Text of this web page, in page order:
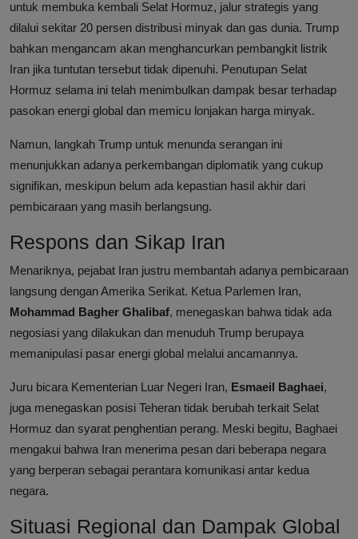
untuk membuka kembali Selat Hormuz, jalur strategis yang
dilalui sekitar 20 persen distribusi minyak dan gas dunia. Trump
bahkan mengancam akan menghancurkan pembangkit listrik
Iran jika tuntutan tersebut tidak dipenuhi. Penutupan Selat
Hormuz selama ini telah menimbulkan dampak besar terhadap
pasokan energi global dan memicu lonjakan harga minyak.
Namun, langkah Trump untuk menunda serangan ini
menunjukkan adanya perkembangan diplomatik yang cukup
signifikan, meskipun belum ada kepastian hasil akhir dari
pembicaraan yang masih berlangsung.
Respons dan Sikap Iran
Menariknya, pejabat Iran justru membantah adanya pembicaraan
langsung dengan Amerika Serikat. Ketua Parlemen Iran,
Mohammad Bagher Ghalibaf, menegaskan bahwa tidak ada
negosiasi yang dilakukan dan menuduh Trump berupaya
memanipulasi pasar energi global melalui ancamannya.
Juru bicara Kementerian Luar Negeri Iran, Esmaeil Baghaei,
juga menegaskan posisi Teheran tidak berubah terkait Selat
Hormuz dan syarat penghentian perang. Meski begitu, Baghaei
mengakui bahwa Iran menerima pesan dari beberapa negara
yang berperan sebagai perantara komunikasi antar kedua
negara.
Situasi Regional dan Dampak Global